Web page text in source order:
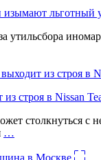
изымают льготный
утильсбора
строя в Nissan
столкнуться с
…